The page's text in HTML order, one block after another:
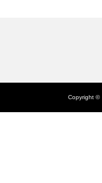
Copyright ©